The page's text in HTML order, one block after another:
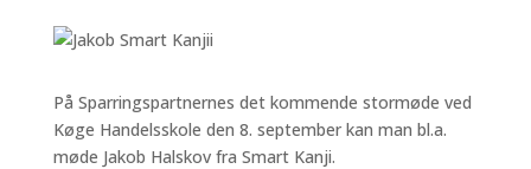
På Sparringspartnernes det kommende stormøde ved
Køge Handelsskole den 8. september kan man bl.a.
møde Jakob Halskov fra Smart Kanji.